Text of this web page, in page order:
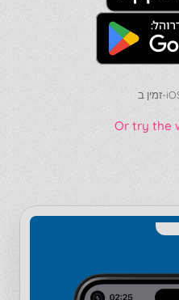
Or try the